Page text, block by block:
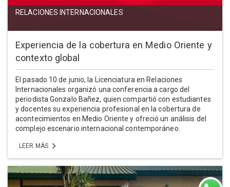
RELACIONES INTERNACIONALES
Experiencia de la cobertura en Medio Oriente y
contexto global
El pasado 10 de junio, la Licenciatura en Relaciones
Internacionales organizó una conferencia a cargo del
periodista Gonzalo Bañez, quien compartió con estudiantes
y docentes su experiencia profesional en la cobertura de
acontecimientos en Medio Oriente y ofreció un análisis del
complejo escenario internacional contemporáneo.
LEER MÁS